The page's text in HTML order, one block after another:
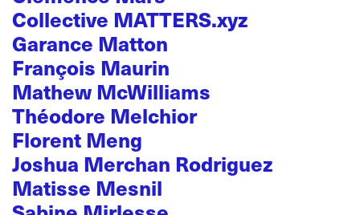
Collective MATTERS.xyz
Garance Matton
François Maurin
Mathew McWilliams
Théodore Melchior
Florent Meng
Joshua Merchan Rodriguez
Matisse Mesnil